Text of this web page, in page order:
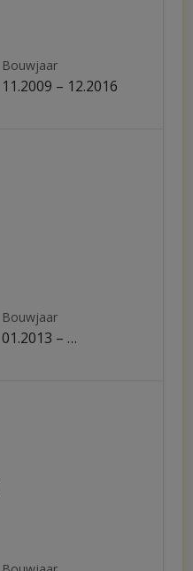
Bouwjaar
11.2009 – 12.2016
Bouwjaar
01.2013 – …